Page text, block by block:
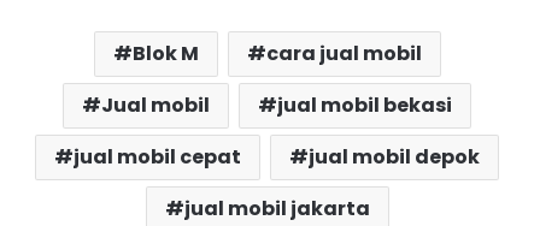
Blok M
cara jual mobil
Jual mobil
jual mobil bekasi
jual mobil cepat
jual mobil depok
jual mobil jakarta